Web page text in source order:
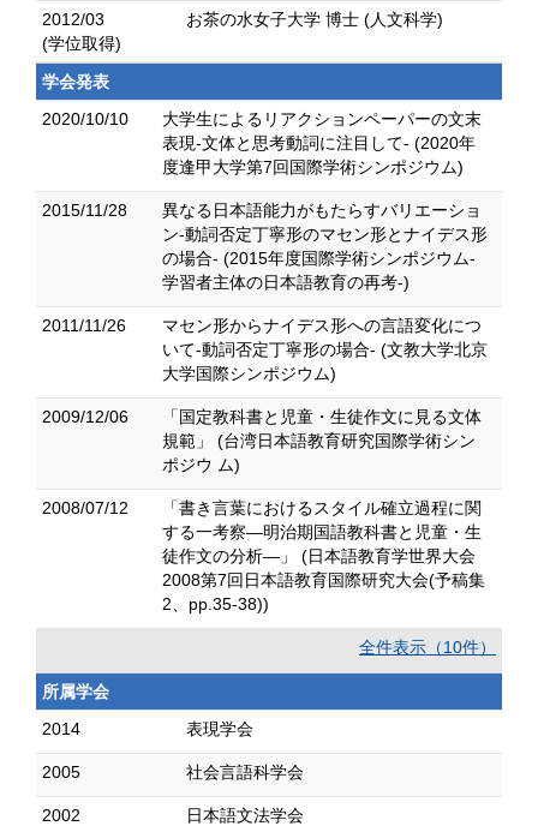
2012/03
(学位取得)
お茶の水女子大学 博士 (人文科学)
学会発表
2020/10/10
大学生によるリアクションペーパーの文末
表現-文体と思考動詞に注目して- (2020年
度逢甲大学第7回国際学術シンポジウム)
2015/11/28
異なる日本語能力がもたらすバリエーショ
ン-動詞否定丁寧形のマセン形とナイデス形
の場合- (2015年度国際学術シンポジウム-
学習者主体の日本語教育の再考-)
2011/11/26
マセン形からナイデス形への言語変化につ
いて-動詞否定丁寧形の場合- (文教大学北京
大学国際シンポジウム)
2009/12/06
「国定教科書と児童・生徒作文に見る文体
規範」 (台湾日本語教育研究国際学術シン
ポジウ ム)
2008/07/12
「書き言葉におけるスタイル確立過程に関
する一考察―明治期国語教科書と児童・生
徒作文の分析―」 (日本語教育学世界大会
2008第7回日本語教育国際研究大会(予稿集
2、pp.35-38))
全件表示（10件）
所属学会
2014
表現学会
2005 社会言語科学会
2002 日本語文法学会